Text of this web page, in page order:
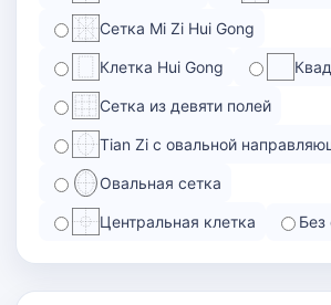
Сетка Mi Zi Hui Gong
Клетка Hui Gong
Сетка из девяти полей
Tian Zi с овальной
Овальная сетка
Центральная клетка Без